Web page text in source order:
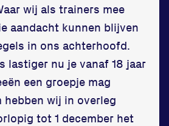
wij als trainers mee
aandacht kunnen blijven
in ons achterhoofd.
lastiger nu je vanaf 18 jaar
een groepje mag
hebben wij in overleg
tot 1 december het